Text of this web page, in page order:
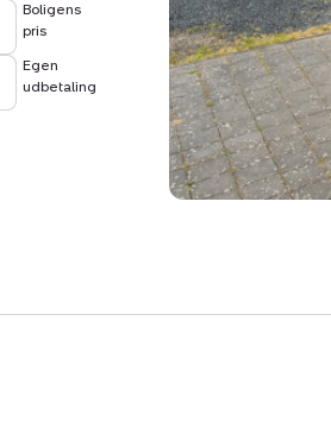
Boligens
pris
Egen
udbetaling